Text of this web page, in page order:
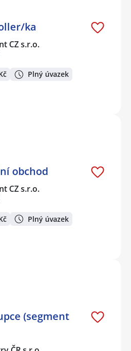
ka
CZ s.r.o.
Plný úvazek
obchod
CZ s.r.o.
Plný úvazek
(segment